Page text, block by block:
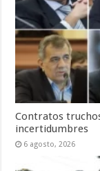
Contratos
incertidumbres
6 agosto, 2026